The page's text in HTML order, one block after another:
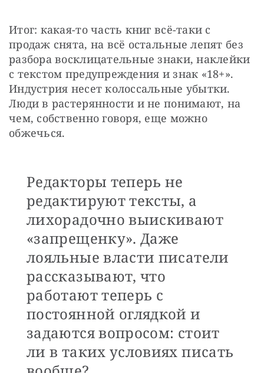
Итог: какая-то часть книг всё-таки с
продаж снята, на всё остальные лепят без
разбора восклицательные знаки, наклейки
с текстом предупреждения и знак «18+».
Индустрия несет колоссальные убытки.
Люди в растерянности и не понимают, на
чем, собственно говоря, еще можно
обжечься.
Редакторы теперь не
редактируют тексты, а
лихорадочно выискивают
«запрещенку». Даже
лояльные власти писатели
рассказывают, что
работают теперь с
постоянной оглядкой и
задаются вопросом: стоит
ли в таких условиях писать